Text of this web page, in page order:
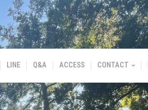
LINE Q&A ACCESS CONTACT